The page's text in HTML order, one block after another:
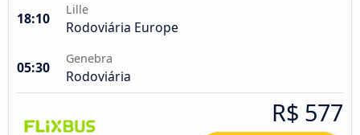
18:10
Lille
Rodoviária Europe
05:30
Genebra
Rodoviária
R$ 577